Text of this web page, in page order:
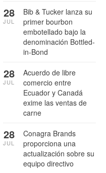
Bib & Tucker lanza su
primer bourbon
embotellado bajo la
denominación Bottled-
in-Bond
28
JUL
Acuerdo de libre
comercio entre
Ecuador y Canadá
exime las ventas de
carne
28
JUL
Conagra Brands
proporciona una
actualización sobre su
equipo directivo
28
JUL